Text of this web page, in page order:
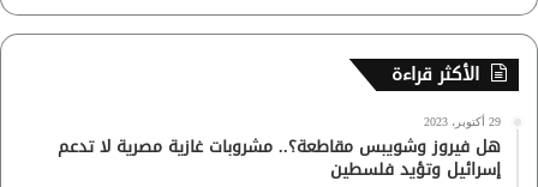
الأكثر قراءة
29 أكتوبر، 2023
هل فيروز وشويبس مقاطعة؟.. مشروبات غازية مصرية لا تدعم
إسرائيل وتؤيد فلسطين